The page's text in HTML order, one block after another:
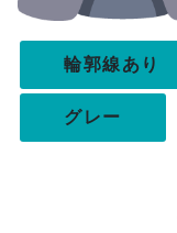
輪郭線あり
グレー